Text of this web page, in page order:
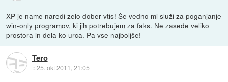
XP je name naredi zelo dober vtis! Še vedno mi služi za poganjanje
win-only programov, ki jih potrebujem za faks. Ne zasede veliko
prostora in dela ko urca. Pa vse najboljše!
Tero
::25. okt 2011, 21:05